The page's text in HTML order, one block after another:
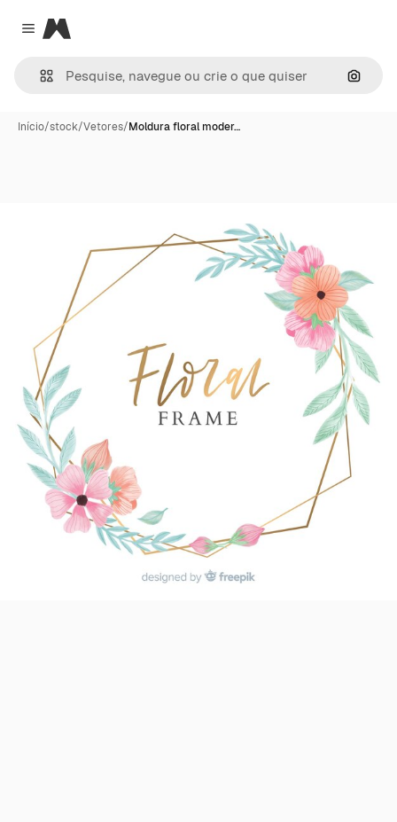
Close menu
Magnific
Início/stock/Vetores/Moldura floral moder…